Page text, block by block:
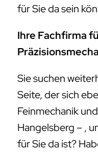
für Sie da sein
Ihre Fachfirma
Sie suchen
Seite, der sich
Feinmechanik
Hangelsberg – ,
für Sie da ist?